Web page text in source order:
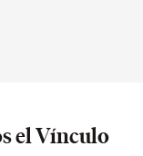
el Vínculo